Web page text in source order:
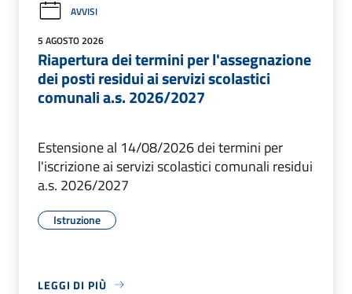
AVVISI
5 AGOSTO 2026
Riapertura dei termini per l'assegnazione
dei posti residui ai servizi scolastici
comunali a.s. 2026/2027
Estensione al 14/08/2026 dei termini per
l'iscrizione ai servizi scolastici comunali residui
a.s. 2026/2027
Istruzione
LEGGI DI PIÙ